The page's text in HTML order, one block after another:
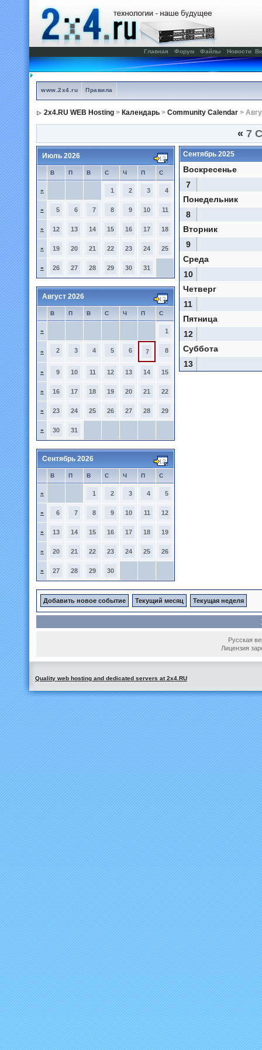
Главная Форум Файлы Новости
www.2x4.ru Правила
2x4.RU WEB Hosting > Календарь > Community Calendar >
« 7
Июль 2026
В П В С Ч П С
» 1 2 3 4
» 5 6 7 8 9 10 11
» 12 13 14 15 16 17 18
» 19 20 21 22 23 24 25
» 26 27 28 29 30 31
Август 2026
В П В С Ч П С
» 1
» 2 3 4 5 6 7 8
» 9 10 11 12 13 14 15
» 16 17 18 19 20 21 22
» 23 24 25 26 27 28 29
» 30 31
Сентябрь 2026
В П В С Ч П С
» 1 2 3 4 5
» 6 7 8 9 10 11 12
» 13 14 15 16 17 18 19
» 20 21 22 23 24 25 26
» 27 28 29 30
Сентябрь 2025
Воскресенье
7
Понедельник
8
Вторник
9
Среда
10
Четверг
11
Пятница
12
Суббота
13
Добавить новое событие Текущий месяц Текущая неделя
Русская
Лицензия
Quality web hosting and dedicated servers at 2x4.RU